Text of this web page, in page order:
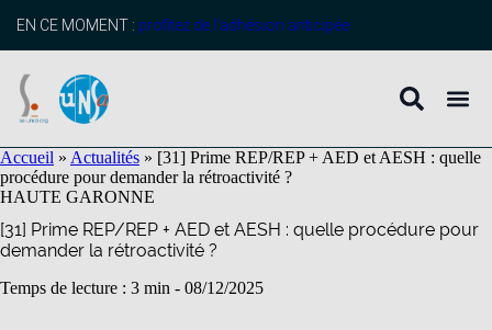
principal
EN CE MOMENT : profitez de l’adhésion anticipée
Accueil » Actualités » [31] Prime REP/REP + AED et AESH : quelle
procédure pour demander la rétroactivité ?
HAUTE GARONNE
[31] Prime REP/REP + AED et AESH : quelle procédure pour
demander la rétroactivité ?
Temps de lecture : 3 min - 08/12/2025